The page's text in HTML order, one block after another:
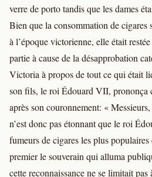
verre de porto tandis que les dames
Bien que la consommation de cigares
à l’époque victorienne, elle était
partie à cause de la désapprobation
Victoria à propos de tout ce qui était
son fils, le roi Édouard VII, prononça
après son couronnement: «
n’est donc pas étonnant que le roi
fumeurs de cigares les plus
premier le souverain qui alluma
cette reconnaissance ne se limitait pas